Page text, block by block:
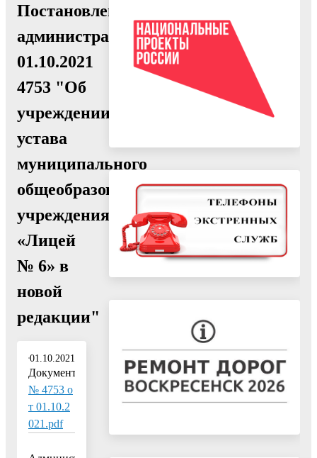
Постановление
администрации
01.10.2021
4753 "Об
учреждении
устава
муниципального
общеобразовательного
учреждения
«Лицей
№ 6» в
новой
редакции"
01.10.2021
Документ:
№ 4753 о
т 01.10.2
021.pdf